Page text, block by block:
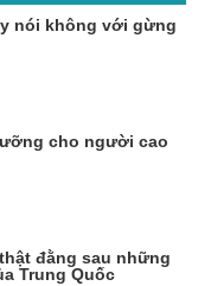
nói không với gừng
cho người cao
đằng sau những
Trung Quốc